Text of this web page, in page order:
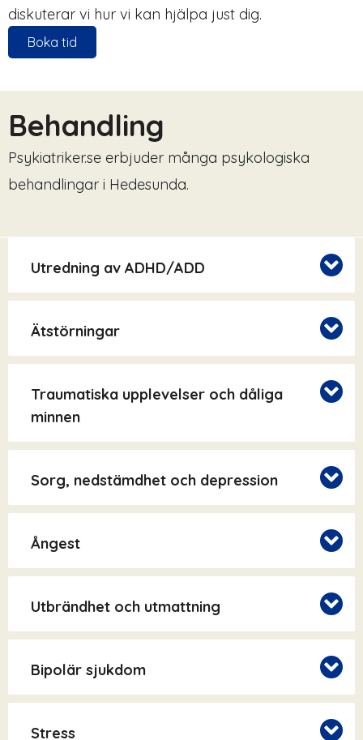
diskuterar vi hur vi kan hjälpa just dig.
Boka tid
Behandling
Psykiatriker.se erbjuder många psykologiska
behandlingar i Hedesunda.
Utredning av ADHD/ADD
Ätstörningar
Traumatiska upplevelser och dåliga
minnen
Sorg, nedstämdhet och depression
Ångest
Utbrändhet och utmattning
Bipolär sjukdom
Stress